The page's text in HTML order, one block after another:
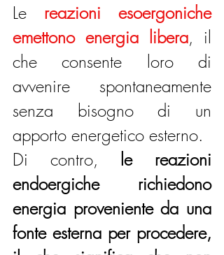
Le reazioni esoergoniche
emettono energia libera, il
che consente loro di
avvenire spontaneamente
senza bisogno di un
apporto energetico esterno.
Di contro,
le reazioni
endoergiche richiedono
energia proveniente da una
fonte esterna per procedere,